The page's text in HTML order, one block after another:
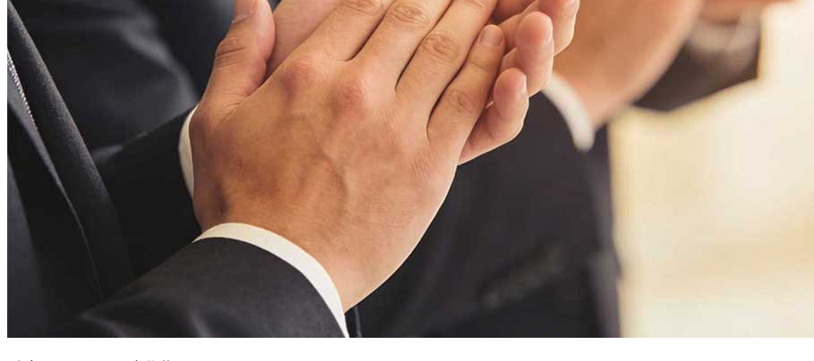
防霧筒燈有什么優點 防霧筒燈和筒燈的區別
防霧筒燈就是帶有防霧罩，具備防霧功能的筒燈，和普通筒燈相比，防霧筒燈可以阻擋霧氣、水珠、灰塵，防止光源遇水
中。此外，防霧筒燈的燈珠位置和材質也和普通筒燈有區別，總的來說，防霧筒燈的防護級別更高。防霧筒燈的燈泡是可
查看更多
防霧筒燈有什么優點 防霧筒燈和筒燈的區別 2021/9/
防霧筒燈就是帶有防霧罩，具備防霧功能的筒燈，和普通筒燈相比，防霧筒燈可以阻擋霧氣、水珠、灰塵，防止光源遇水
中。此外，防霧筒燈的燈珠位置和材質也和普通筒燈有區別，總的來說，防霧筒燈的防護級別更高。防霧筒燈的燈泡是可
【筒燈安裝】筒燈安裝方式是什么 筒燈安裝間距多少合適
筒燈安裝方式是什么？筒燈安裝間距多少合適？一般家里會安裝個筒燈，因為筒燈不僅僅有照明的功能，還有裝飾的這項
的統一，筒燈在家居中不占空間，但可增加空間的柔和氣氛，所以有很多的家庭愿意安裝，那么筒燈的安裝方法你知道不